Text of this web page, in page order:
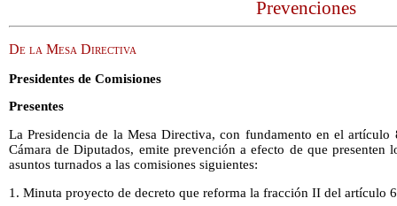
Prevenciones
De la Mesa Directiva
Presidentes de Comisiones
Presentes
La Presidencia de la Mesa Directiva, con fundamento en el
Cámara de Diputados, emite prevención a efecto de que presenten
asuntos turnados a las comisiones siguientes:
1. Minuta proyecto de decreto que reforma la fracción II del artículo